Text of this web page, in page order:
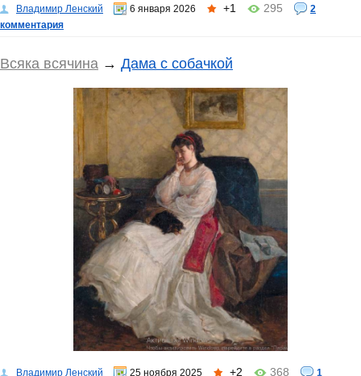
Владимир Ленский 6 января 2026 +1 295
2
комментария
Всяка всячина → Дама с собачкой
Владимир Ленский 25 ноября 2025 +2 368
1